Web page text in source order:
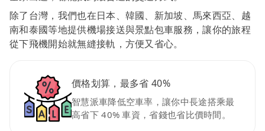
除了台灣，我們也在日本、韓國、新加坡、馬來西亞、越
南和泰國等地提供機場接送與景點包車服務，讓你的旅程
從下飛機開始就無縫接軌，方便又省心。
價格划算，最多省 40%
智慧派車降低空車率，讓你中長途搭乘最
高省下 40% 車資，省錢也省比價時間。